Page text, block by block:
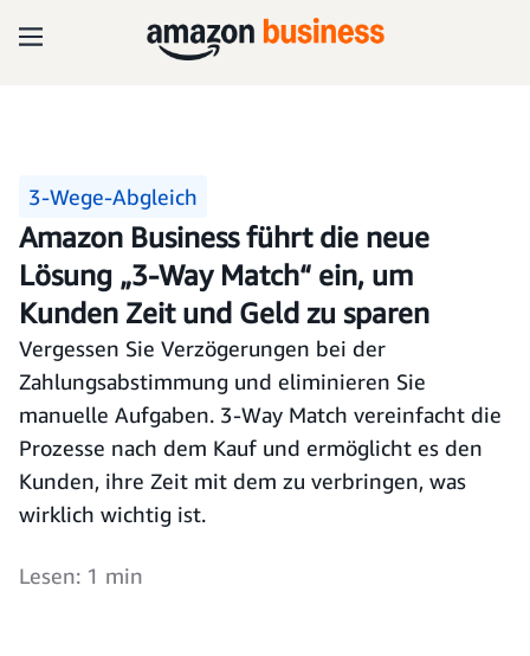
3-Wege-Abgleich
Amazon Business führt die neue
Lösung „3-Way Match“ ein, um
Kunden Zeit und Geld zu sparen
Vergessen Sie Verzögerungen bei der
Zahlungsabstimmung und eliminieren Sie
manuelle Aufgaben. 3-Way Match vereinfacht die
Prozesse nach dem Kauf und ermöglicht es den
Kunden, ihre Zeit mit dem zu verbringen, was
wirklich wichtig ist.
Lesen: 1 min